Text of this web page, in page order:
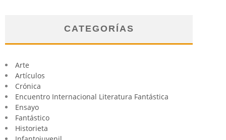
CATEGORÍAS
Arte
Artículos
Crónica
Encuentro Internacional Literatura Fantástica
Ensayo
Fantástico
Historieta